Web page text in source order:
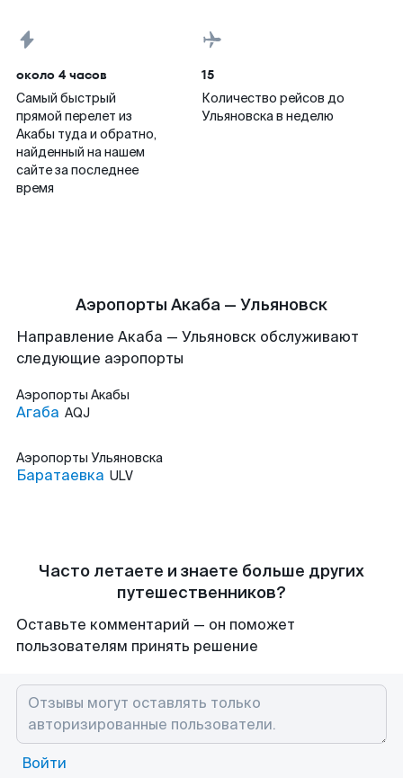
около 4 часов
Самый быстрый
прямой перелет из
Акабы туда и обратно,
найденный на нашем
сайте за последнее
время
15
Количество рейсов до
Ульяновска в неделю
Аэропорты Акаба — Ульяновск
Направление Акаба — Ульяновск обслуживают
следующие аэропорты
Аэропорты Акабы
Агаба AQJ
Аэропорты Ульяновска
Баратаевка ULV
Часто летаете и знаете больше других
путешественников?
Оставьте комментарий — он поможет
пользователям принять решение
Войти